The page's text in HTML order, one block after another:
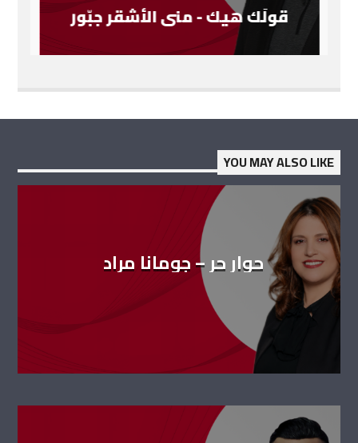
قولَك هيك - منى الأشقر جبّور
YOU MAY ALSO LIKE
حوار حر – جومانا مراد